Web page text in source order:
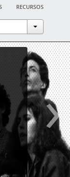
recursos
›